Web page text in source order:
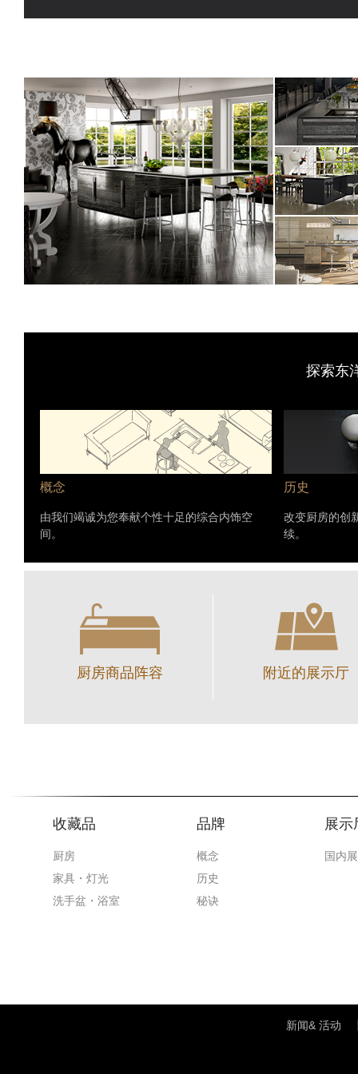
探索东
概念
由我们竭诚为您奉献个性十足的综合内饰空
间。
历史
改变厨房的创
续。
厨房商品阵容 附近的展示厅
收藏品
厨房
家具・灯光
洗手盆・浴室
品牌
概念
历史
秘诀
展示
国内
新闻& 活动